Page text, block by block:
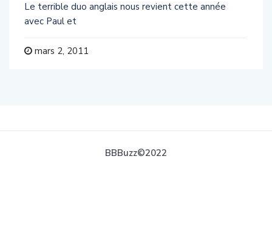
Le terrible duo anglais nous revient cette année
avec Paul et
mars 2, 2011
BBBuzz©2022